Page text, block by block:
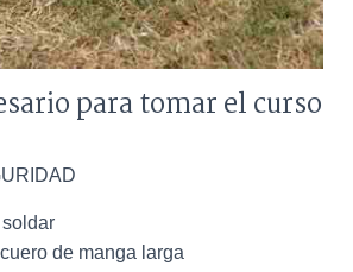
para tomar el curso
de manga larga